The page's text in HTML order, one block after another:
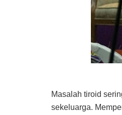
Masalah tiroid
sekeluarga.